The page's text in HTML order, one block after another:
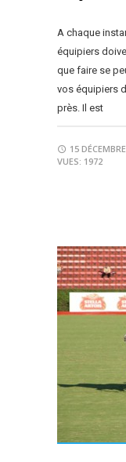
A chaque
équipiers
que faire se
vos équipiers
près. Il est
15
VUES: 1972